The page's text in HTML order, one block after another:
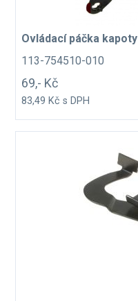
Ovládací páčka kapoty
113-754510-010
69,- Kč
83,49 Kč s DPH